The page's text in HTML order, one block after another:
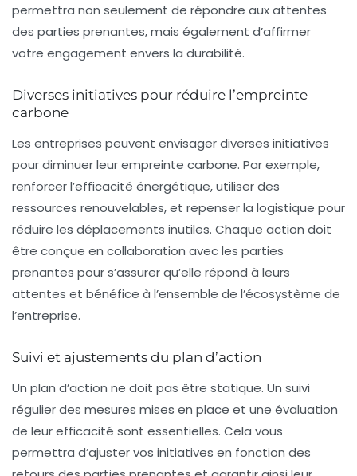
permettra non seulement de répondre aux attentes
des parties prenantes, mais également d’affirmer
votre engagement envers la durabilité.
Diverses initiatives pour réduire l’empreinte
carbone
Les entreprises peuvent envisager diverses initiatives
pour diminuer leur empreinte carbone. Par exemple,
renforcer l’efficacité énergétique, utiliser des
ressources renouvelables, et repenser la logistique pour
réduire les déplacements inutiles. Chaque action doit
être conçue en collaboration avec les parties
prenantes pour s’assurer qu’elle répond à leurs
attentes et bénéfice à l’ensemble de l’écosystème de
l’entreprise.
Suivi et ajustements du plan d’action
Un plan d’action ne doit pas être statique. Un suivi
régulier des mesures mises en place et une évaluation
de leur efficacité sont essentielles. Cela vous
permettra d’ajuster vos initiatives en fonction des